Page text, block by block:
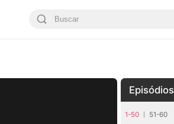
Episódios
1-50 51-60